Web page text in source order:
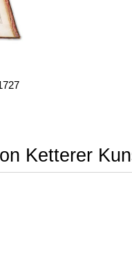
Ketterer